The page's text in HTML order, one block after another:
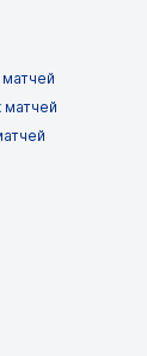
матчей